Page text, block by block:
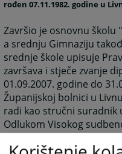
rođen 07.11.1982. godine u
Završio je osnovnu školu
a srednju Gimnaziju
srednje škole upisuje
završava i stječe zvanje
01.09.2007. godine do
Županijskoj bolnici u
radi kao stručni suradnik
Odlukom Visokog
18.12.2013. godine
Općinskom sudu u Livnu